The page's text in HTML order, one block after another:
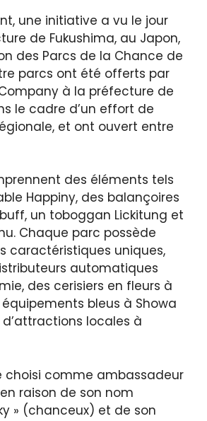
une initiative a vu le jour
de Fukushima, au Japon,
des Parcs de la Chance de
parcs ont été offerts par
à la préfecture de
le cadre d’un effort de
et ont ouvert entre
des éléments tels
Happiny, des balançoires
un toboggan Lickitung et
Chaque parc possède
caractéristiques uniques,
automatiques
des cerisiers en fleurs à
bleus à Showa
locales à
choisi comme ambassadeur
raison de son nom
» (chanceux) et de son